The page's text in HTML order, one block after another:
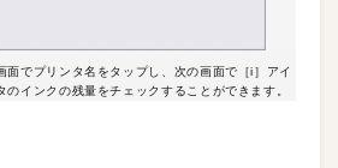
面でプリンタ名をタップし、次の画面で［i］アイ
のインクの残量をチェックすることができます。